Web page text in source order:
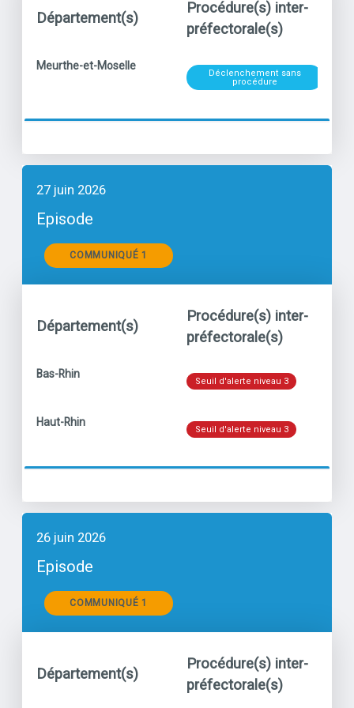
Département(s)
Procédure(s) inter-
préfectorale(s)
titre
Meurthe-et-Moselle
Niveau
Déclenchement sans
procédure
27 juin 2026
Episode
Communiqués
COMMUNIQUÉ 1
Département(s)
Procédure(s) inter-
préfectorale(s)
titre
Bas-Rhin
Niveau
Seuil d'alerte niveau 3
titre
Haut-Rhin
Niveau
Seuil d'alerte niveau 3
26 juin 2026
Episode
Communiqués
COMMUNIQUÉ 1
Département(s)
Procédure(s) inter-
préfectorale(s)